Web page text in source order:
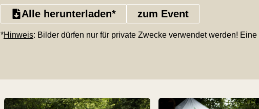
Alle herunterladen* zum Event
*Hinweis: Bilder dürfen nur für private Zwecke verwendet werden!